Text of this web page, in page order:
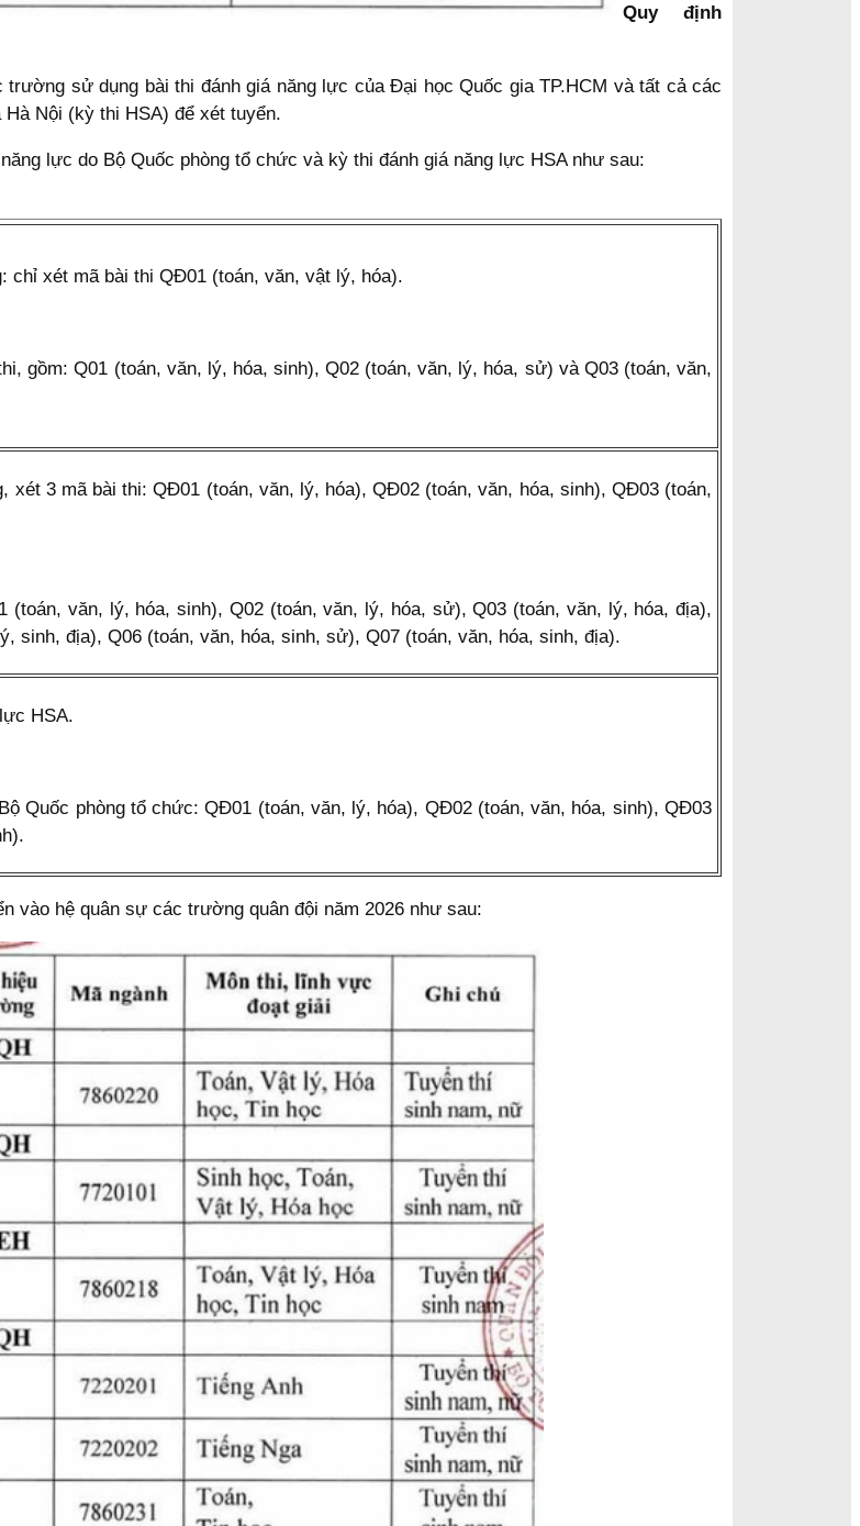
Quy định
sử dụng bài thi đánh giá năng lực của Đại học Quốc gia TP.HCM và tất cả các
Nội (kỳ thi HSA) để xét tuyển.
lực do Bộ Quốc phòng tổ chức và kỳ thi đánh giá năng lực HSA như sau:
chỉ xét mã bài thi QĐ01 (toán, văn, vật lý, hóa).
gồm: Q01 (toán, văn, lý, hóa, sinh), Q02 (toán, văn, lý, hóa, sử) và Q03 (toán, văn,
xét 3 mã bài thi: QĐ01 (toán, văn, lý, hóa), QĐ02 (toán, văn, hóa, sinh), QĐ03 (toán,
(toán, văn, lý, hóa, sinh), Q02 (toán, văn, lý, hóa, sử), Q03 (toán, văn, lý, hóa, địa),
sinh, địa), Q06 (toán, văn, hóa, sinh, sử), Q07 (toán, văn, hóa, sinh, địa).
HSA.
Quốc phòng tổ chức: QĐ01 (toán, văn, lý, hóa), QĐ02 (toán, văn, hóa, sinh), QĐ03
vào hệ quân sự các trường quân đội năm 2026 như sau: